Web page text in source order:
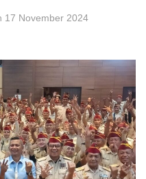
17 November 2024